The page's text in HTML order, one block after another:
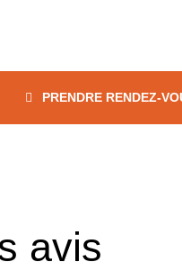
PRENDRE RENDEZ-
avis